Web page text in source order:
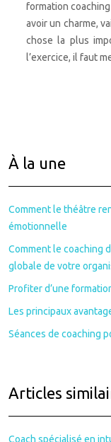
formation
avoir un charme,
chose la plus
l’exercice, il faut
À la une
Comment le théâtre
émotionnelle
Comment le coaching
globale de votre
Profiter d’une
Les principaux
Séances de coaching
Articles
Coach spécialisé en